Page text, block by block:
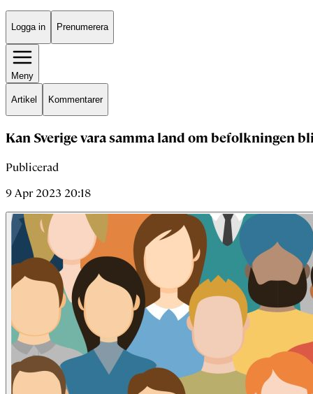
Logga in Prenumerera
Meny
Artikel Kommentarer
Kan Sverige vara samma land om befolkningen
Publicerad
9 Apr 2023 20:18